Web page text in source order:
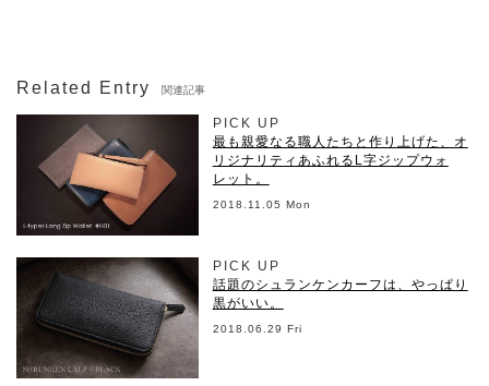
Related Entry 関連記事
PICK UP
最も親愛なる職人たちと作り上げた、オ
リジナリティあふれるL字ジップウォ
レット。
2018.11.05 Mon
PICK UP
話題のシュランケンカーフは、やっぱり
黒がいい。
2018.06.29 Fri